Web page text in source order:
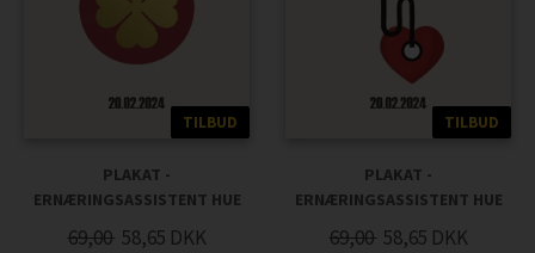
TILBUD
PLAKAT -
ERNÆRINGSASSISTENT HUE
69,00 58,65 DKK
TILBUD
PLAKAT -
ERNÆRINGSASSISTENT HUE
69,00 58,65 DKK